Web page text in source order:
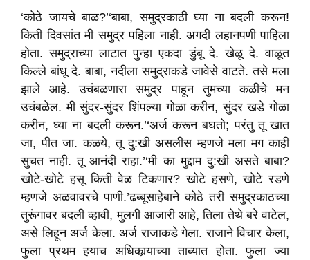
‘कोठे जायचे बाळ?’‘बाबा, समुद्रकाठी घ्या ना बदली करून!
किती दिवसांत मी समुद्र पहिला नाही. अगदी लहानपणी पाहिला
होता. समुद्राच्या लाटात पुन्हा एकदा डुंबू दे. खेळू दे. वाळूत
किल्ले बांधू दे. बाबा, नदीला समुद्राकडे जावेसे वाटते. तसे मला
झाले आहे. उचंबळणारा समुद्र पाहून तुमच्या कळीचे मन
उचंबळेल. मी सुंदर-सुंदर शिंपल्या गोळा करीन, सुंदर खडे गोळा
करीन, घ्या ना बदली करून.’‘अर्ज करून बघतो; परंतु तू खात
जा, पीत जा. कळये, तू दु:खी असलीस म्हणजे मला मग काही
सुचत नाही. तू आनंदी राहा.’‘मी का मुद्दाम दु:खी असते बाबा?
खोटे-खोटे हसू किती वेळ टिकणार? खोटे हसणे, खोटे रडणे
म्हणजे अळवावरचे पाणी.’ढब्बूसाहेबाने कोठे तरी समुद्रकाठच्या
तुरूंगावर बदली व्हावी, मुलगी आजारी आहे, तिला तेथे बरे वाटेल,
असे लिहून अर्ज केला. अर्ज राजाकडे गेला. राजाने विचार केला,
फुला प्रथम हयाच अधिकार्‍याच्या ताब्यात होता. फुला ज्या